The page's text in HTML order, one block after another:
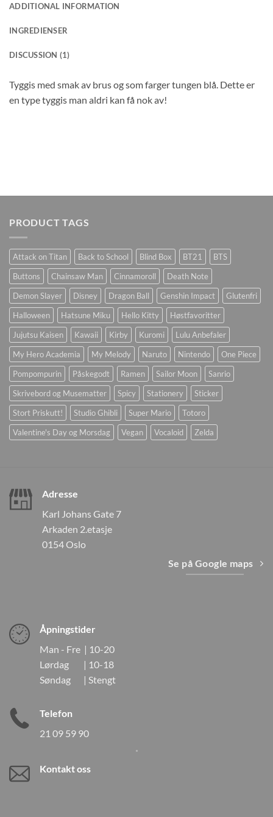
ADDITIONAL INFORMATION
INGREDIENSER
DISCUSSION (1)
Tyggis med smak av brus og som farger tungen blå. Dette er
en type tyggis man aldri kan få nok av!
PRODUCT TAGS
Attack on Titan Back to School Blind Box BT21
BTS
Buttons
Chainsaw Man Cinnamoroll
Death Note
Demon Slayer
Disney Dragon Ball Genshin Impact
Glutenfri
Halloween
Hatsune Miku Hello Kitty
Høstfavoritter
Jujutsu Kaisen
Kawaii Kirby Kuromi
Lulu Anbefaler
My Hero Academia
My Melody Naruto Nintendo
One Piece
Pompompurin
Påskegodt Ramen Sailor Moon
Sanrio
Skrivebord og Musematter
Spicy Stationery
Sticker
Stort Priskutt!
Studio Ghibli Super Mario
Totoro
Valentine's Day og Morsdag
Vegan Vocaloid Zelda
Adresse
Karl Johans Gate 7
Arkaden 2.etasje
0154 Oslo
Se på Google maps
Åpningstider
Man - Fre | 10-20
Lørdag | 10-18
Søndag | Stengt
Telefon
21 09 59 90
Kontakt oss